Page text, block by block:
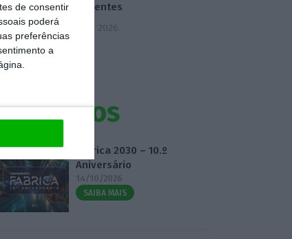
de consentir
poderá
preferências
a
permanentes
5 Agosto 2026
Eventos
Fábrica 2030 – 10.º
Aniversário
14/10/2026
SAIBA MAIS